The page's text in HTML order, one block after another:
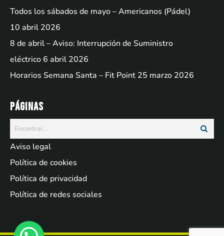
Todos los sábados de mayo – Americanos (Pádel)
10 abril 2026
8 de abril – Aviso: Interrupción de Suministro
eléctrico 6 abril 2026
Horarios Semana Santa – Fit Point 25 marzo 2026
Páginas
Aviso legal
Política de cookies
Política de privacidad
Política de redes sociales